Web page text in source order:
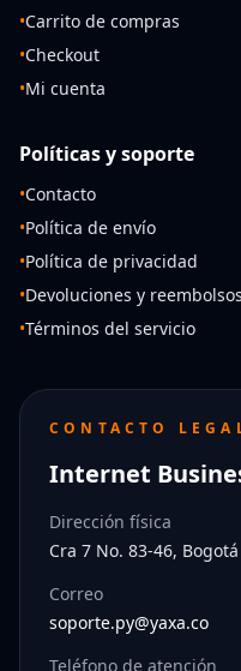
•Carrito de compras
•Checkout
•Mi cuenta
Políticas y soporte
•Contacto
•Política de envío
•Política de privacidad
•Devoluciones y reembolsos
•Términos del servicio
CONTACTO
Internet
Dirección física
Cra 7 No. 83-46,
Correo
soporte.py@yaxa.co
Teléfono de atención